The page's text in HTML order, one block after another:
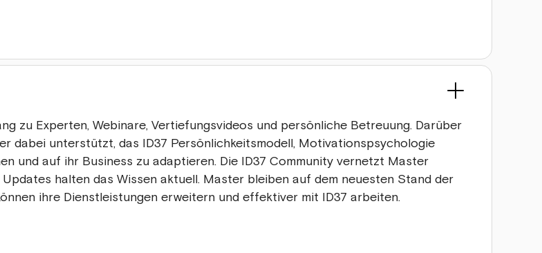
zu Experten, Webinare, Vertiefungsvideos und persönliche Betreuung. Darüber
dabei unterstützt, das ID37 Persönlichkeitsmodell, Motivationspsychologie
und auf ihr Business zu adaptieren. Die ID37 Community vernetzt Master
halten das Wissen aktuell. Master bleiben auf dem neuesten Stand der
ihre Dienstleistungen erweitern und effektiver mit ID37 arbeiten.